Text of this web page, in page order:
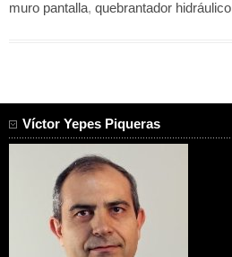
muro pantalla, quebrantador hidráulico
Víctor Yepes Piqueras